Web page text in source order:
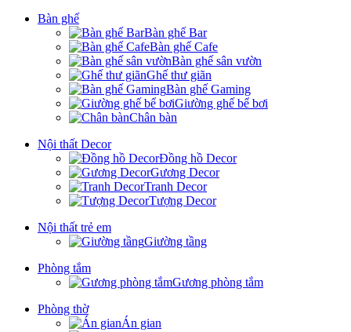
Bàn ghế
Bàn ghế Bar
Bàn ghế Cafe
Bàn ghế sân vườn
Ghế thư giãn
Bàn ghế Gaming
Giường ghế bể bơi
Chân bàn
Nội thất Decor
Đồng hồ Decor
Gương Decor
Tranh Decor
Tượng Decor
Nội thất trẻ em
Giường tầng
Phòng tắm
Gương phòng tắm
Phòng thờ
Án gian